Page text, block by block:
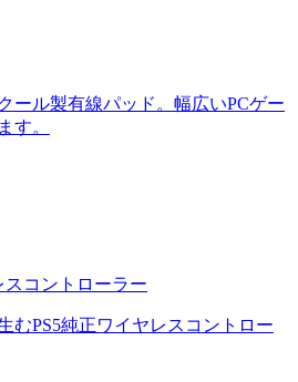
ール製有線パッド。幅広いPCゲー
す。
スコントローラー
むPS5純正ワイヤレスコントロー